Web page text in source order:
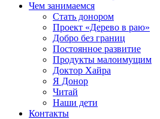
Чем занимаемся
Стать донором
Проект «Дерево в раю»
Добро без границ
Постоянное развитие
Продукты малоимущим
Доктор Хайра
Я Донор
Читай
Наши дети
Контакты